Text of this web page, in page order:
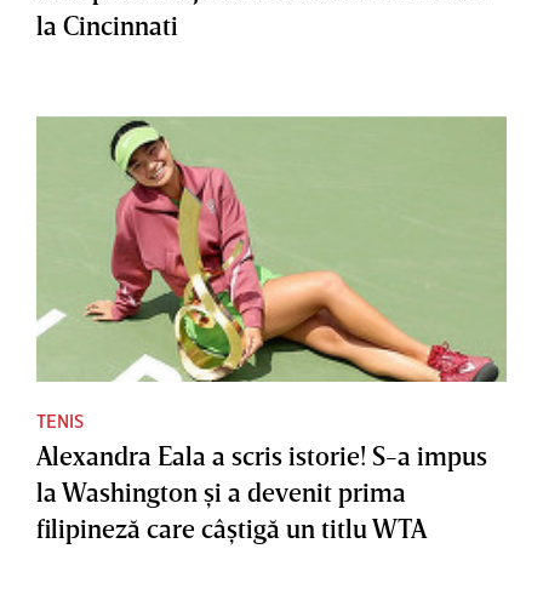
la Cincinnati
TENIS
Alexandra Eala a scris istorie! S-a impus
la Washington şi a devenit prima
filipineză care câştigă un titlu WTA